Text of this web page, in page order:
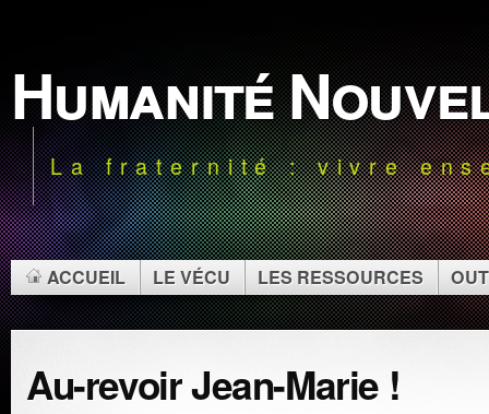
Humanité
La fraternité : vivre
ACCUEIL LE VÉCU LES RESSOURCES
Au-revoir Jean-Marie !